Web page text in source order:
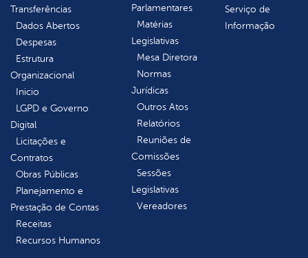
Transferências
Dados Abertos
Despesas
Estrutura
Organizacional
Inicio
LGPD e Governo
Digital
Licitações e
Contratos
Obras Públicas
Planejamento e
Prestação de Contas
Receitas
Recursos Humanos
Parlamentares
Matérias
Legislativas
Mesa Diretora
Normas
Jurídicas
Outros Atos
Relatórios
Reuniões de
Comissões
Sessões
Legislativas
Vereadores
Serviço de
Informação